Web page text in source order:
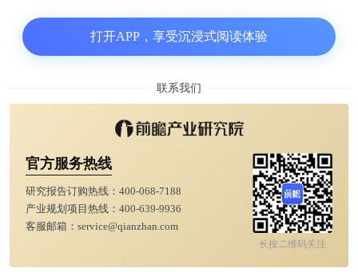
作为基础性、普惠性行业，教育赛道受政策影响颇
深。一方面，公立校体系开始推广编程教育，另一
方，考试政策的调整也进一步激发了家长和学生的学
习意愿。近几年，各省份纷纷出台政策扶持少儿编程
及其身后的素质教育赛道，拥有编程信息技术扶持政
策的省份，其信息技术发展也显著快于其他省市地
区。政策之下，好未来推出学而思编程，新东方也投
资了极客晨星，纷纷布局少儿编程赛道。
打开APP，享受沉浸式阅读体验
联系我们
官方服务热线
研究报告订购热线： 400-068-7188
产业规划项目热线： 400-639-9936
客服邮箱： service@qianzhan.com
长按二维码关注